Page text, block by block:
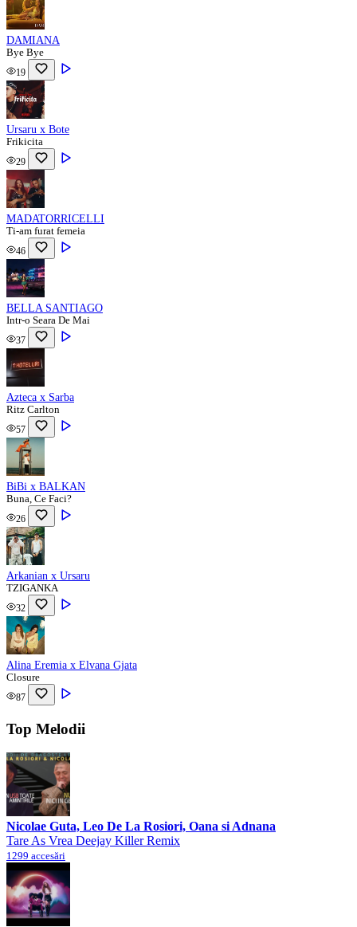
DAMIANA
Bye Bye
19
Ursaru x Bote
Frikicita
29
MADATORRICELLI
Ti-am furat femeia
46
BELLA SANTIAGO
Intr-o Seara De Mai
37
Azteca x Sarba
Ritz Carlton
57
BiBi x BALKAN
Buna, Ce Faci?
26
Arkanian x Ursaru
TZIGANKA
32
Alina Eremia x Elvana Gjata
Closure
87
Top Melodii
Nicolae Guta, Leo De La Rosiori, Oana si Adnana
Tare As Vrea Deejay Killer Remix
1299 accesări